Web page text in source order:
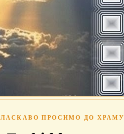
ЛАСКАВО ПРОСИМО ДО ХРАМУ